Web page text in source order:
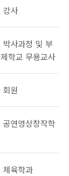
강사
박사과정 및 부
학교 무용교사
회원
공연영상창작학
체육학과